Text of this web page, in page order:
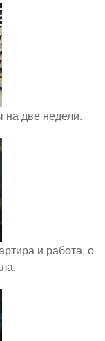
на две недели.
и работа, о